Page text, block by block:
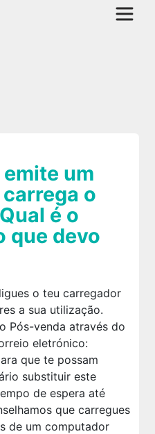
um
o
é o
que devo
o teu carregador
a sua utilização.
Pós-venda através do
eletrónico:
que te possam
substituir este
de espera até
que carregues
de um computador